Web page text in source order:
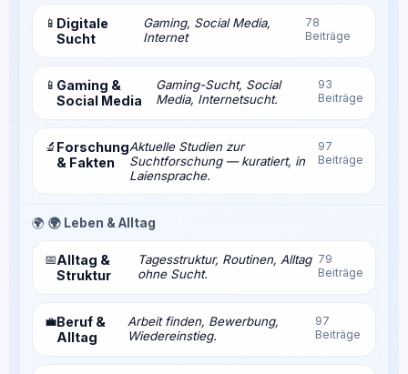
📱 Digitale
Sucht
Gaming, Social Media,
Internet
78
Beiträge
📱 Gaming &
Social Media
Gaming-Sucht, Social
Media, Internetsucht.
93
Beiträge
🔬 Forschung
& Fakten
Aktuelle Studien zur
Suchtforschung — kuratiert, in
Laiensprache.
97
Beiträge
🌍 🌍 Leben & Alltag
📅Alltag &
Struktur
Tagesstruktur, Routinen, Alltag
ohne Sucht.
79
Beiträge
💼Beruf &
Alltag
Arbeit finden, Bewerbung,
Wiedereinstieg.
97
Beiträge